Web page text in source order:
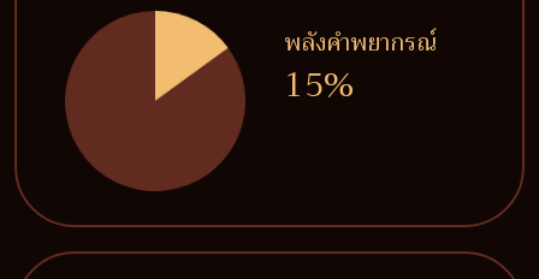
พลังคำพยากรณ์
15%